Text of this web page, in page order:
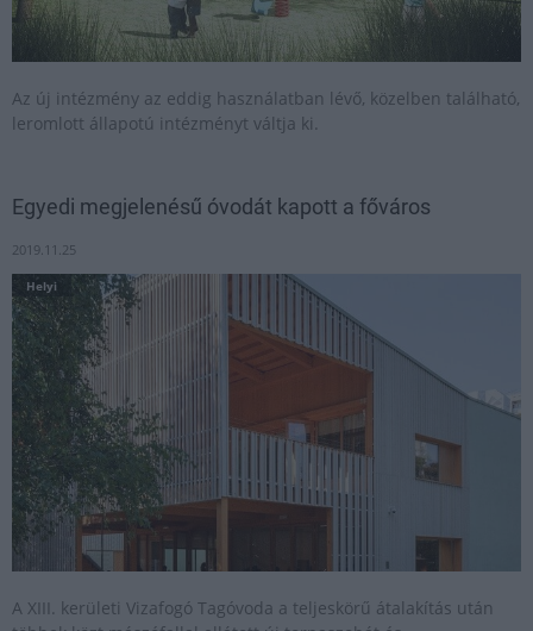
Az új intézmény az eddig használatban lévő, közelben található,
leromlott állapotú intézményt váltja ki.
Egyedi megjelenésű óvodát kapott a főváros
2019.11.25
Helyi
A XIII. kerületi Vizafogó Tagóvoda a teljeskörű átalakítás után